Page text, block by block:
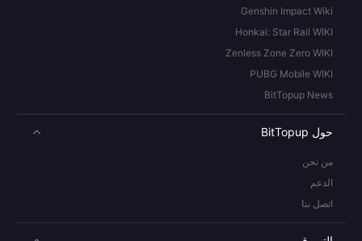
Genshin Impact Wiki
Honkai: Star Rail WIKI
Zenless Zone Zero WIKI
PUBG Mobile WIKI
BitTopup News
حول BitTopup
من نحن
الدعم
اتصل بنا